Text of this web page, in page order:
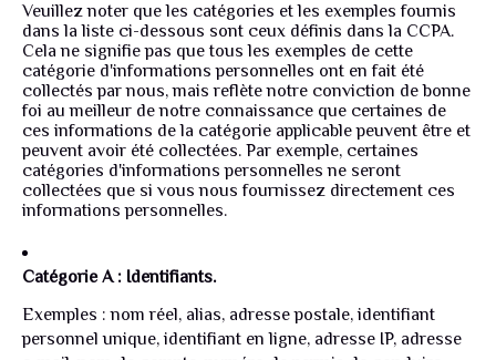
Veuillez noter que les catégories et les exemples fournis
dans la liste ci-dessous sont ceux définis dans la CCPA.
Cela ne signifie pas que tous les exemples de cette
catégorie d'informations personnelles ont en fait été
collectés par nous, mais reflète notre conviction de bonne
foi au meilleur de notre connaissance que certaines de
ces informations de la catégorie applicable peuvent être et
peuvent avoir été collectées. Par exemple, certaines
catégories d'informations personnelles ne seront
collectées que si vous nous fournissez directement ces
informations personnelles.
Catégorie A : Identifiants.
Exemples : nom réel, alias, adresse postale, identifiant
personnel unique, identifiant en ligne, adresse IP, adresse